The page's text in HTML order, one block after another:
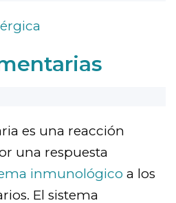
es una reacción
una respuesta
inmunológico a los
El sistema